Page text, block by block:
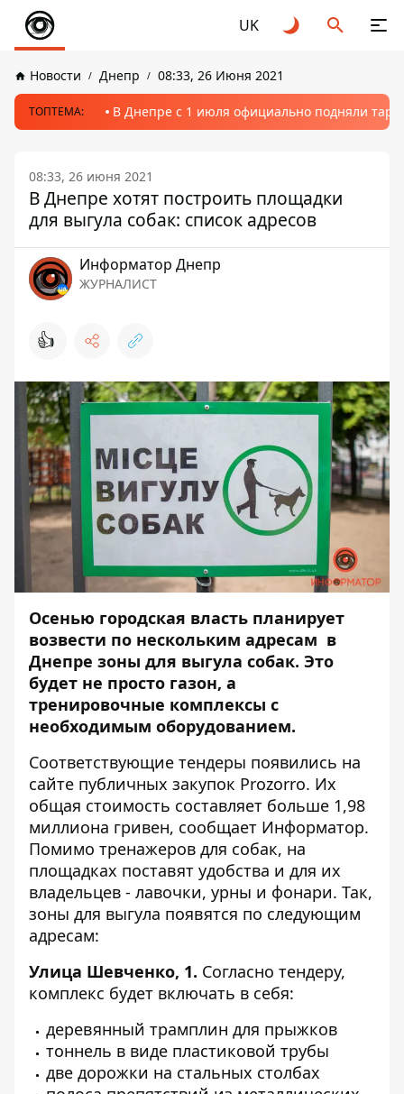
UK
Новости Днепр 08:33, 26 Июня 2021
ТОПТЕМА: В Днепре с 1 июля официально подняли
08:33, 26 июня 2021
В Днепре хотят построить площадки
для выгула собак: список адресов
Информатор Днепр
ЖУРНАЛИСТ
👍
Осенью городская власть планирует
возвести по нескольким адресам в
Днепре зоны для выгула собак. Это
будет не просто газон, а
тренировочные комплексы с
необходимым оборудованием.
Соответствующие тендеры появились на
сайте публичных закупок Prozorro. Их
общая стоимость составляет больше 1,98
миллиона гривен, сообщает Информатор.
Помимо тренажеров для собак, на
площадках поставят удобства и для их
владельцев - лавочки, урны и фонари. Так,
зоны для выгула появятся по следующим
адресам:
Улица Шевченко, 1. Согласно тендеру,
комплекс будет включать в себя:
деревянный трамплин для прыжков
тоннель в виде пластиковой трубы
две дорожки на стальных столбах